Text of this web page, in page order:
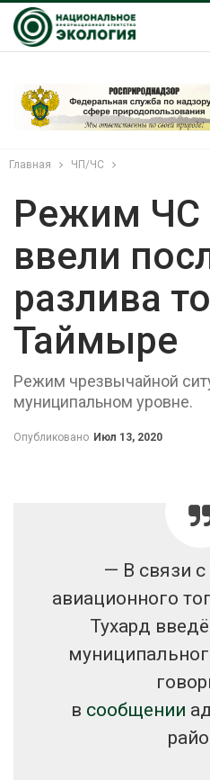
Главная ЧП/ЧС
Режим ЧС
ввели
разлива
Таймыре
Режим чрезвычайной
муниципальном уровне.
Опубликовано Июл 13, 2020
— В связи
авиационного
Тухард
в сообщении